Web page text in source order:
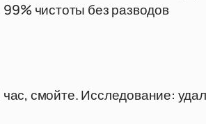
чистоты без разводов
смойте. Исследование: